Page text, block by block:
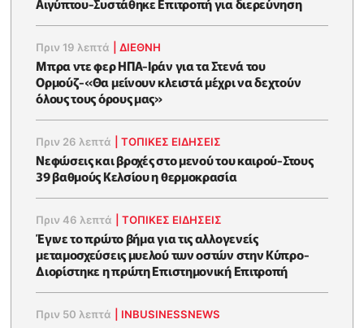
Πριν 19 λεπτά |ΔΙΕΘΝΗ
Μπρα ντε φερ ΗΠΑ-Ιράν για τα Στενά του
Ορμούζ-«Θα μείνουν κλειστά μέχρι να δεχτούν
όλους τους όρους μας»
Πριν 26 λεπτά |ΤΟΠΙΚΕΣ ΕΙΔΗΣΕΙΣ
Νεφώσεις και βροχές στο μενού του καιρού-Στους
39 βαθμούς Κελσίου η θερμοκρασία
Πριν 46 λεπτά |ΤΟΠΙΚΕΣ ΕΙΔΗΣΕΙΣ
Έγινε το πρώτο βήμα για τις αλλογενείς
μεταμοσχεύσεις μυελού των οστών στην Κύπρο-
Διορίστηκε η πρώτη Επιστημονική Επιτροπή
Πριν 50 λεπτά INBUSINESSNEWS